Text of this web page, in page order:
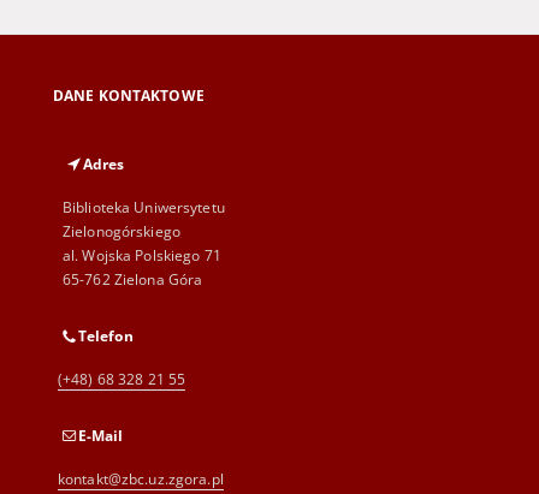
DANE KONTAKTOWE
Adres
Biblioteka Uniwersytetu
Zielonogórskiego
al. Wojska Polskiego 71
65-762 Zielona Góra
Telefon
(+48) 68 328 21 55
E-Mail
kontakt@zbc.uz.zgora.pl